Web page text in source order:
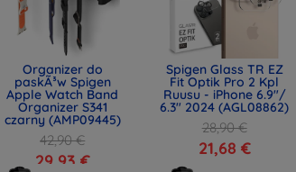
Organizer do
paskÃ³w Spigen
Apple Watch Band
Organizer S341
czarny (AMP09445)
42,90 €
29,93 €
Spigen Glass TR EZ
Fit Optik Pro 2 Kpl
Ruusu - iPhone 6.9"/
6.3" 2024 (AGL08862)
28,90 €
21,68 €